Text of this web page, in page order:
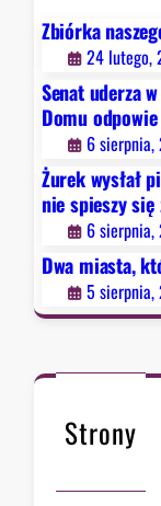
Zbiórka
24 lutego,
Senat uderza
Domu
6
Żurek wysłał
nie spieszy
6
Dwa miasta,
5
Strony